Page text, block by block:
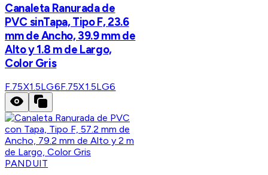
Canaleta Ranurada de
PVC sinTapa, Tipo F, 23.6
mm de Ancho, 39.9 mm de
Alto y 1.8 m de Largo,
Color Gris
F.75X1.5LG6F.75X1.5LG6
PANDUIT